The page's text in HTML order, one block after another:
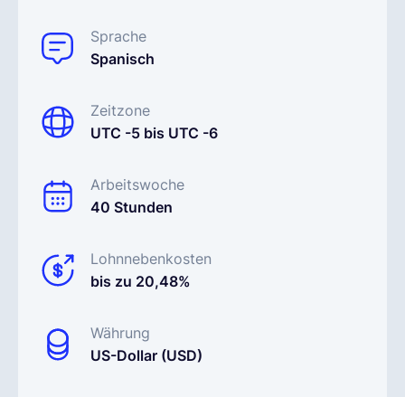
Sprache
Spanisch
Zeitzone
UTC -5 bis UTC -6
Arbeitswoche
40 Stunden
Lohnnebenkosten
bis zu 20,48%
Währung
US-Dollar (USD)
Contractor Management